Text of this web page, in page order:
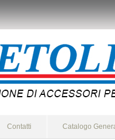
Contatti Catalogo